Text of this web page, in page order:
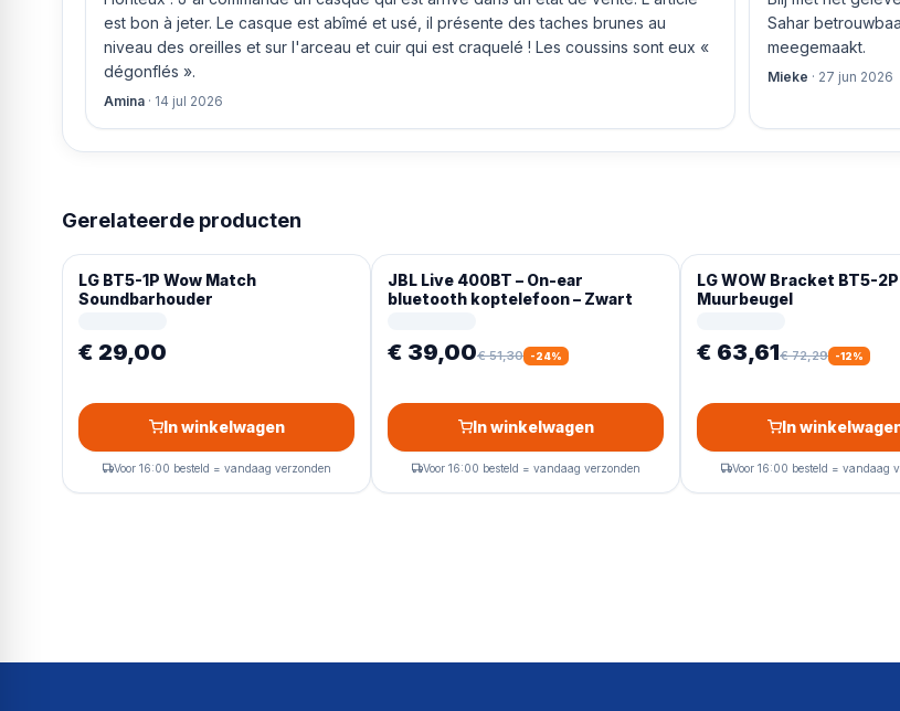
: Bedien je muziek met het touchpad op de oorschelp en de Noise Cancelling-
est bon à jeter. Le casque est abîmé et usé, il présente des taches brunes au
niveau des oreilles et sur l'arceau et cuir qui est craquelé ! Les coussins sont eux «
dégonflés ».
Amina · 14 jul 2026
Sahar
meegemaakt.
Mieke · 27 jun 2026
Gerelateerde producten
LG BT5-1P Wow Match
Soundbarhouder
€ 29,00
In winkelwagen
Voor 16:00 besteld = vandaag verzonden
JBL Live 400BT – On-ear
bluetooth koptelefoon – Zwart
€ 39,00€ 51,30 -24%
In winkelwagen
Voor 16:00 besteld = vandaag verzonden
LG WOW Bracket BT5-2P
Muurbeugel
€ 63,61€ 72,29 -12%
In
Voor 16:00 besteld = vandaag